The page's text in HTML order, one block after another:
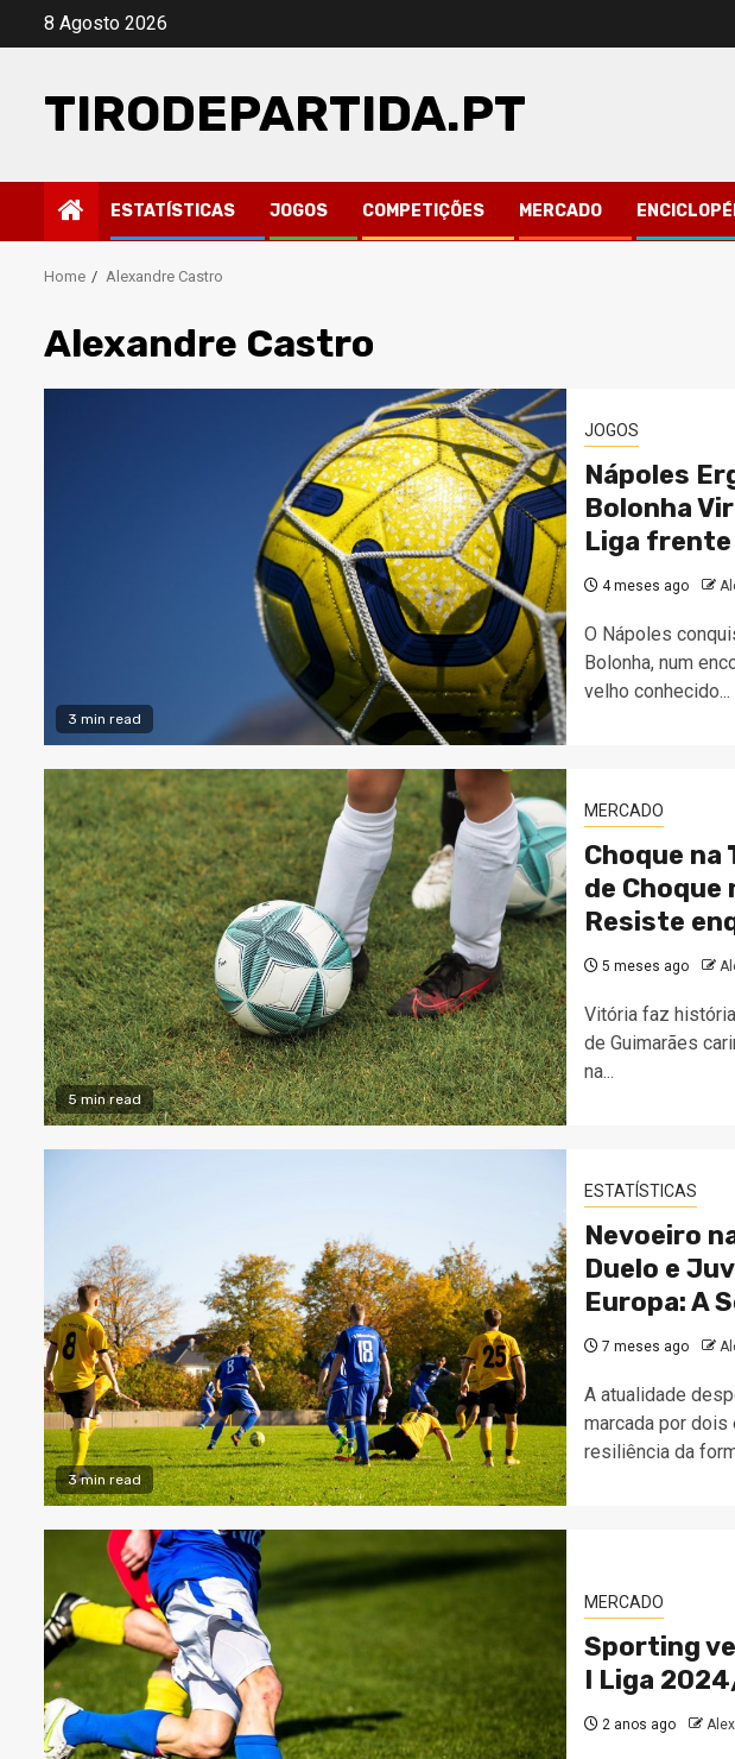
8 Agosto 2026
TIRODEPARTIDA.PT
ESTATÍSTICAS JOGOS COMPETIÇÕES MERCADO
Home Alexandre Castro
Alexandre Castro
3 min read
JOGOS
Nápoles
Bolonha
Liga
4 meses ago
O Nápoles
Bolonha, num
velho conhecido...
5 min read
MERCADO
Choque na
de Choque
Resiste
5 meses ago
Vitória faz
de Guimarães
na...
3 min read
ESTATÍSTICAS
Nevoeiro
Duelo e
Europa: A
7 meses ago
A atualidade
marcada por
resiliência da
MERCADO
Sporting
I Liga
2 anos ago